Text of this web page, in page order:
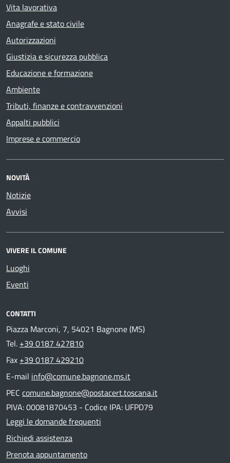
Vita lavorativa
Anagrafe e stato civile
Autorizzazioni
Giustizia e sicurezza pubblica
Educazione e formazione
Ambiente
Tributi, finanze e contravvenzioni
Appalti pubblici
Imprese e commercio
NOVITÀ
Notizie
Avvisi
VIVERE IL COMUNE
Luoghi
Eventi
CONTATTI
Piazza Marconi, 7, 54021 Bagnone (MS)
Tel. +39 0187 427810
Fax +39 0187 429210
E-mail info@comune.bagnone.ms.it
PEC comune.bagnone@postacert.toscana.it
PIVA: 00081870453 - Codice IPA: UFPD79
Leggi le domande frequenti
Richiedi assistenza
Prenota appuntamento